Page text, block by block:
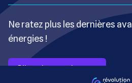
Ne ratez plus les dernières
énergies !
S’inscrire gratuitement